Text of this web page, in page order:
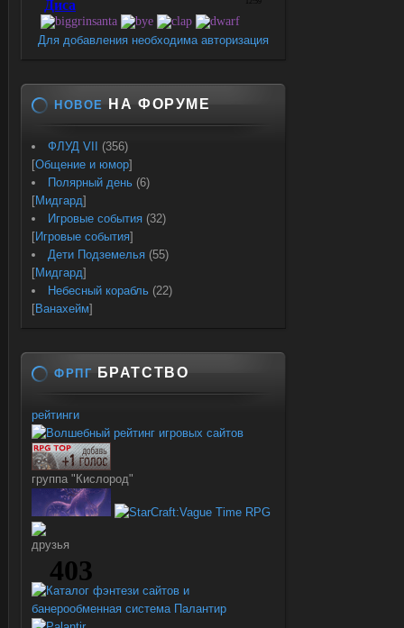
Для добавления необходима авторизация
НОВОЕ НА ФОРУМЕ
ФЛУД VII
(356)
[Общение и юмор]
Полярный день (6)
[Мидгард]
Игровые события (32)
[Игровые события]
Дети Подземелья (55)
[Мидгард]
Небесный корабль (22)
[Ванахейм]
ФРПГ БРАТСТВО
рейтинги
группа "Кислород"
друзья